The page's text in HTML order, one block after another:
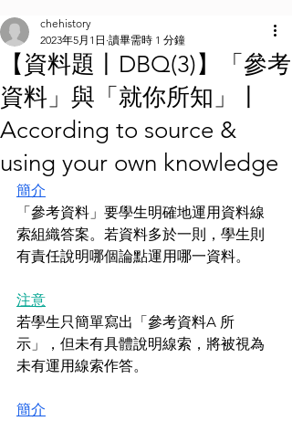
【資料題丨DBQ(3)】「參考
資料」與「就你所知」丨
According to source &
using your own knowledge
chehistory
2023年5月1日 讀畢需時 1 分鐘
簡介
「參考資料」要學生明確地運用資料線
索組織答案。若資料多於一則，學生則
有責任說明哪個論點運用哪一資料。
注意
若學生只簡單寫出「參考資料A 所
示」，但未有具體說明線索，將被視為
未有運用線索作答。
簡介